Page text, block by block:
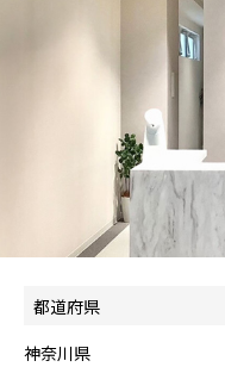
都道府県
神奈川県